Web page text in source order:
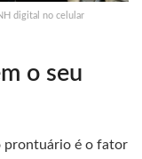
digital no celular
o seu
prontuário é o fator